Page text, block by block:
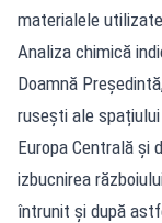
materialele
Analiza chimică
Doamnă
rusești ale
Europa Centrală și
izbucnirea
întrunit și după